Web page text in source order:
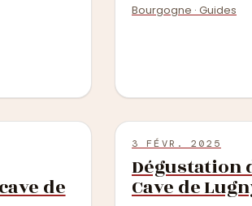
Bourgogne · Guides
de
3 FÉVR. 2025
Dégustation
Cave de